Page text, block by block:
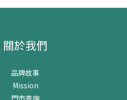
關於我們
品牌故事
Mission